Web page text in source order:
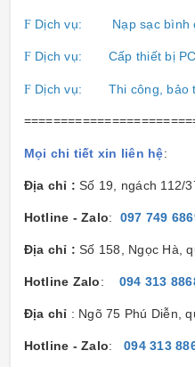
FDịch vụ: Nạp sạc bình
FDịch vụ: Cấp thiết bị
FDịch vụ: Thi công, bảo
Mọi chi tiết xin liên hệ:
Địa chỉ : Số 19, ngách 112/
Hotline - Zalo: 097 749
Địa chỉ : Số 158, Ngọc Hà,
Hotline Zalo: 094 313
Địa chỉ : Ngõ 75 Phú Diễn,
Hotline - Zalo: 094 313